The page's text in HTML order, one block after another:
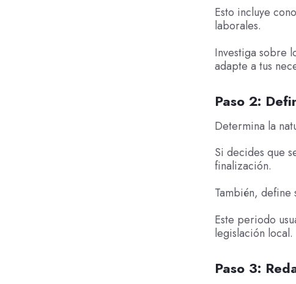
Esto incluye
laborales.
Investiga sobre
adapte a tus
Paso 2:
Determina la
Si decides que
finalización.
También,
Este periodo
legislación local.
Paso 3: